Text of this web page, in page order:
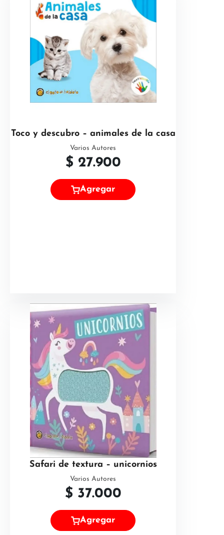
Toco y descubro – animales de la casa
Varios Autores
$ 27.900
Agregar
Safari de textura – unicornios
Varios Autores
$ 37.000
Agregar